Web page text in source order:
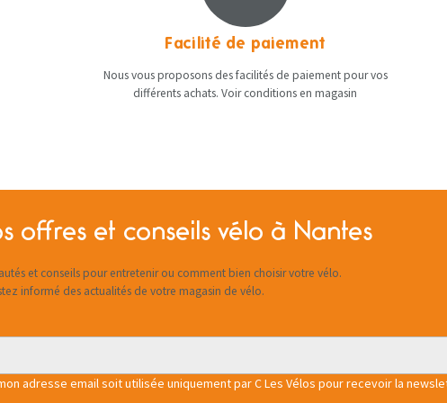
Facilité de paiement
Nous vous proposons des facilités de paiement pour vos
différents achats. Voir conditions en magasin
offres et conseils vélo à Nantes
et conseils pour entretenir ou comment bien choisir votre vélo.
informé des actualités de votre magasin de vélo.
adresse email soit utilisée uniquement par C Les Vélos pour recevoir la